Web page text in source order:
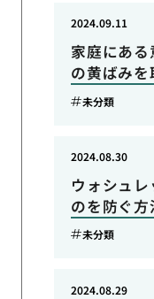
家庭にあ
の黄ばみ
2024.09.11
未分類
ウォシュ
のを防ぐ方
2024.08.30
未分類
2024.08.29